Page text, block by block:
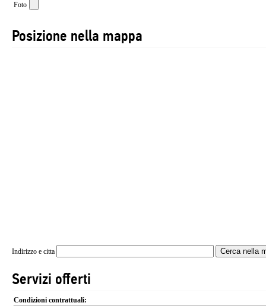
Foto
Posizione nella mappa
Indirizzo e citta
Servizi offerti
Condizioni contrattuali: